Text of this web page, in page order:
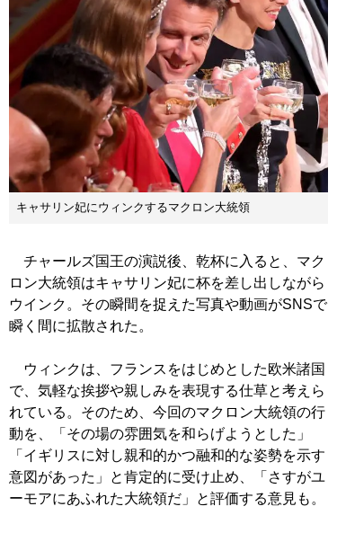
キャサリン妃にウィンクするマクロン大統領
チャールズ国王の演説後、乾杯に入ると、マク
ロン大統領はキャサリン妃に杯を差し出しながら
ウインク。その瞬間を捉えた写真や動画がSNSで
瞬く間に拡散された。
ウィンクは、フランスをはじめとした欧米諸国
で、気軽な挨拶や親しみを表現する仕草と考えら
れている。そのため、今回のマクロン大統領の行
動を、「その場の雰囲気を和らげようとした」
「イギリスに対し親和的かつ融和的な姿勢を示す
意図があった」と肯定的に受け止め、「さすがユ
ーモアにあふれた大統領だ」と評価する意見も。